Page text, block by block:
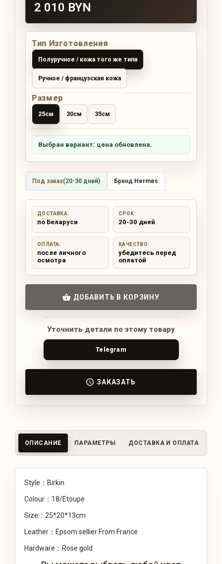
2 010 BYN
Тип Изготовления
Полуручное / кожа того же типа
Ручное / французская кожа
Размер
25см 30см 35см
Выбран вариант: цена обновлена.
Под заказ(20-30 дней) Бренд:Hermes
ДОСТАВКА:
по Беларуси
СРОК:
20-30 дней
ОПЛАТА:
после личного
осмотра
КАЧЕСТВО:
убедитесь перед
оплатой
ДОБАВИТЬ В КОРЗИНУ
Уточнить детали по этому товару
Telegram
ЗАКАЗАТЬ
ОПИСАНИЕ ПАРАМЕТРЫ ДОСТАВКА И ОПЛАТА
Style：Birkin
Colour：18/Etoupe
Size：25*20*13cm
Leather：Epsom sellier From France
Hardware：Rose gold